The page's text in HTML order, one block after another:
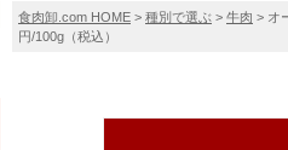
食肉卸.com HOME > 種別で選ぶ > 牛肉 > オ
円/100g（税込）